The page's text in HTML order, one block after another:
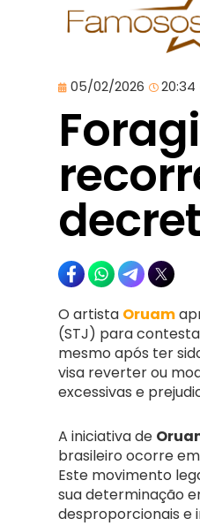
05/02/2026 20:34
O artista Oruam
(STJ) para
mesmo após ter
visa reverter ou
excessivas e
A iniciativa de
brasileiro ocorre
Este movimento
sua determinação
desproporcionais e